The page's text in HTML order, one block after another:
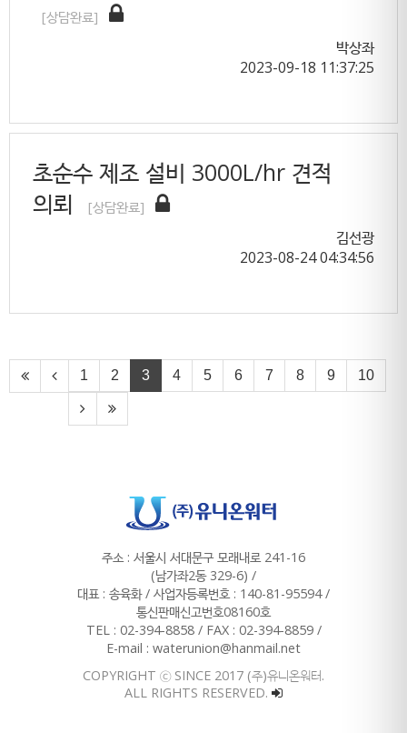
[상담완료]
박상좌
2023-09-18 11:37:25
초순수 제조 설비 3000L/hr 견적
의뢰
[상담완료]
김선광
2023-08-24 04:34:56
1 2 3 4 5 6 7 8 9 10
주소 : 서울시 서대문구 모래내로 241-16
(남가좌2동 329-6) /
대표 : 송육화 / 사업자등록번호 : 140-81-95594 /
통신판매신고번호08160호
TEL : 02-394-8858 / FAX : 02-394-8859 /
E-mail : waterunion@hanmail.net
COPYRIGHT ⓒ SINCE 2017 (주)유니온워터.
ALL RIGHTS RESERVED.